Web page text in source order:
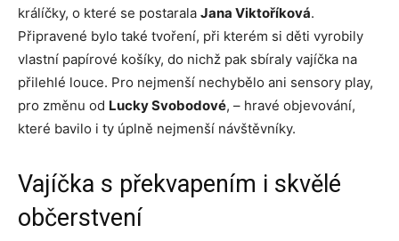
králíčky, o které se postarala Jana Viktoříková.
Připravené bylo také tvoření, při kterém si děti vyrobily
vlastní papírové košíky, do nichž pak sbíraly vajíčka na
přilehlé louce. Pro nejmenší nechybělo ani sensory play,
pro změnu od Lucky Svobodové, – hravé objevování,
které bavilo i ty úplně nejmenší návštěvníky.
Vajíčka s překvapením i skvělé
občerstvení